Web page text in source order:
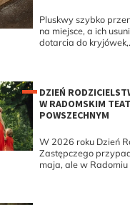
Pluskwy szybko
na miejsce, a ich
dotarcia do
DZIEŃ
W RADOMSKIM
POWSZECHNYM
W 2026 roku Dzień
Zastępczego
maja, ale w Radomiu